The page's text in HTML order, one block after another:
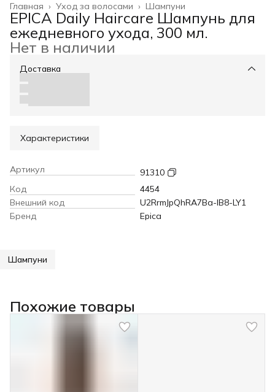
Шампуни
Уход за волосами ›
Главная ›
EPICA Daily Haircare Шампунь для
ежедневного ухода, 300 мл.
Нет в наличии
Доставка
Характеристики
Артикул
91310
Код
4454
Внешний код
U2RrmJpQhRA7Ba-lB8-LY1
Бренд
Epica
Шампуни
Похожие товары